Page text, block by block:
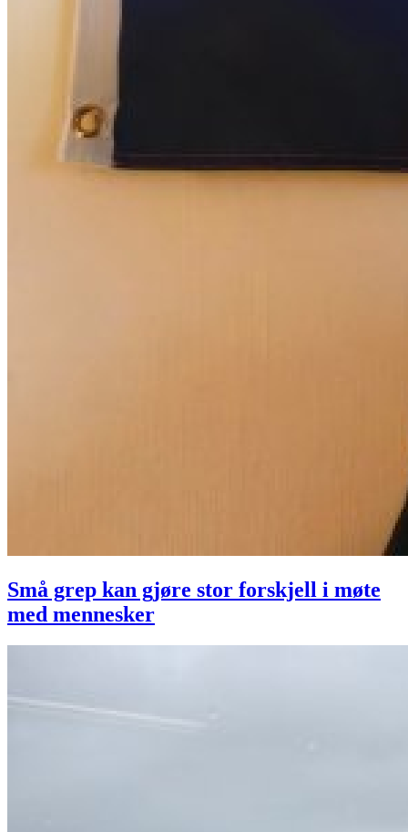
Små grep kan gjøre stor forskjell i møte
med mennesker